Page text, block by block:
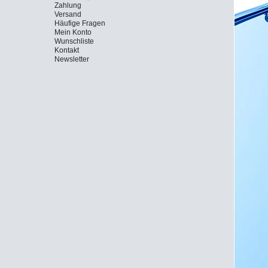
Zahlung
Versand
Häufige Fragen
Mein Konto
Wunschliste
Kontakt
Newsletter